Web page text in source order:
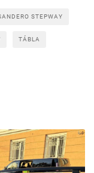
STEPWAY
TÁBLA